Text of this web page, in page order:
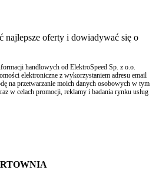
najlepsze oferty i dowiadywać się o
handlowych od ElektroSpeed Sp. z o.o.
elektroniczne z wykorzystaniem adresu email
na przetwarzanie moich danych osobowych w tym
w celach promocji, reklamy i badania rynku usług